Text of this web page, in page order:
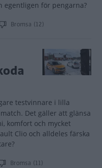
egentligen för pengarna?
Bromsa (12)
testvinnare i lilla
Det gäller att glänsa
komfort och mycket
Clio och alldeles färska
Bromsa (11)